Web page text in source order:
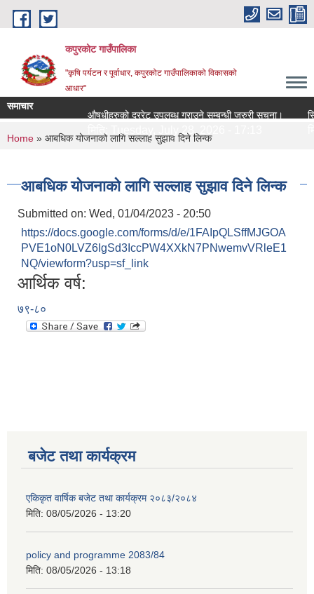
Skip to main content
कपुरकोट गाउँपालिका
"कृषि पर्यटन र पूर्वाधार, कपुरकोट गाउँपालिकाको विकासको
आधार"
समाचार
औषधीहरुको दररेट उपलब्ध गराउने सम्बन्धी जरुरी सूचना।
मिति: Tuesday, July 28, 2026 - 17:13
You are here
Home » आबधिक योजनाको लागि सल्लाह सुझाव दिने लिन्क
आबधिक योजनाको लागि सल्लाह सुझाव दिने लिन्क
Submitted on: Wed, 01/04/2023 - 20:50
https://docs.google.com/forms/d/e/1FAIpQLSffMJGOA
PVE1oN0LVZ6IgSd3IccPW4XXkN7PNwemvVRleE1
NQ/viewform?usp=sf_link
आर्थिक वर्ष:
७९-८०
बजेट तथा कार्यक्रम
एकिकृत वार्षिक बजेट तथा कार्यक्रम २०८३/२०८४
मिति: 08/05/2026 - 13:20
policy and programme 2083/84
मिति: 08/05/2026 - 13:18